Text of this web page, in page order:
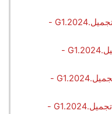
اسراء طالب العبد الدباس ( تجميل.G1.2024 -
اسيل سائد جمال نزال ( تجميل.G1.2024 -
الاء نضال محمود سليمان ( تجميل.G1.2024 -
امل اياد عبد اللطيف عوده ( تجميل.G1.2024 -